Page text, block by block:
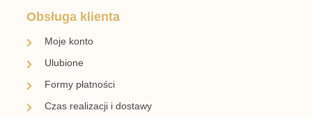
Obsługa klienta
Moje konto
Ulubione
Formy płatności
Czas realizacji i dostawy